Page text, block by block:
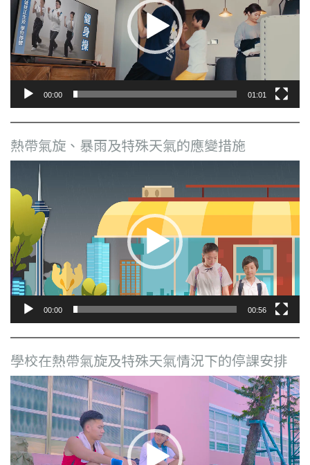
放
器
00:00 01:01
熱帶氣旋、暴雨及特殊天氣的應變措施
訊
放
器
00:00 00:56
學校在熱帶氣旋及特殊天氣情況下的停課安排
視
訊
播
放
器